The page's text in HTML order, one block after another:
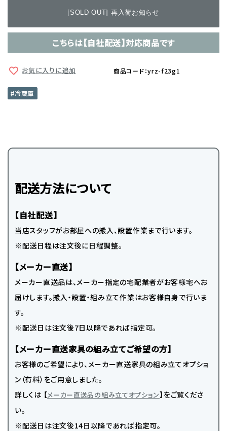
[SOLD OUT] 再入荷お知らせ
こちらは【自社配送】対応商品です
お気に入りに追加 商品コード：yrz-f23g1
冷蔵庫
配送方法について
【自社配送】
当店スタッフがお部屋への搬入、設置作業まで行います。
※配送日程は注文後に日程調整。
【メーカー直送】
メーカー直送品は、メーカー指定の宅配業者がお客様宅へお
届けします。搬入・設置・組み立て作業はお客様自身で行いま
す。
※配送日は注文後7日以降であれば指定可。
【メーカー直送家具の組み立てご希望の方】
お客様のご希望により、メーカー直送家具の組み立てオプショ
ン（有料）をご用意しました。
詳しくは 【メーカー直送品の組み立てオプション】をご覧くださ
い。
※配送日は注文後14日以降であれば指定可。